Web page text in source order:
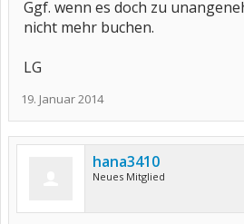
Ggf. wenn es doch zu
nicht mehr buchen.
LG
19. Januar 2014
hana3410
Neues Mitglied